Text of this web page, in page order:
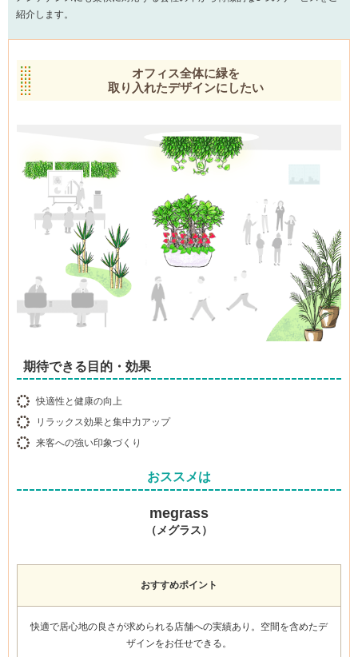
紹介します。
オフィス全体に緑を
取り入れたデザインにしたい
期待できる目的・効果
快適性と健康の向上
リラックス効果と集中力アップ
来客への強い印象づくり
おススメは
megrass
（メグラス）
おすすめポイント
快適で居心地の良さが求められる店舗への実績あり 。空間を含めたデ
ザインをお任せできる。